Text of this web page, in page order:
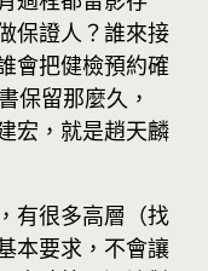
保證人？誰來接
會把健檢預約確
保留那麼久，
宏，就是趙天麟
有很多高層（找
本要求，不會讓